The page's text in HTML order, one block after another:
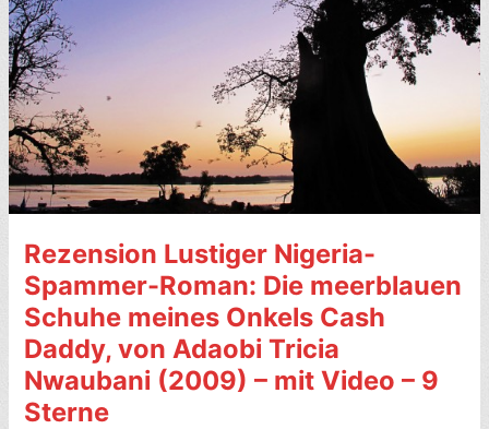
Nigel
Barley
(1983,
engl.
The
Innocent
Anthropologist)
–
Sterne
Rezension Lustiger Nigeria-
Spammer-Roman: Die meerblauen
Schuhe meines Onkels Cash
Daddy, von Adaobi Tricia
Nwaubani (2009) – mit Video – 9
Sterne